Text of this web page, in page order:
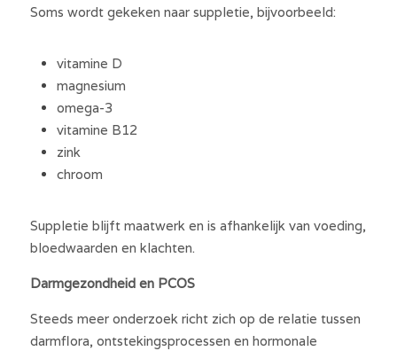
Soms wordt gekeken naar suppletie, bijvoorbeeld:
vitamine D
magnesium
omega-3
vitamine B12
zink
chroom
Suppletie blijft maatwerk en is afhankelijk van voeding,
bloedwaarden en klachten.
Darmgezondheid en PCOS
Steeds meer onderzoek richt zich op de relatie tussen
darmflora, ontstekingsprocessen en hormonale